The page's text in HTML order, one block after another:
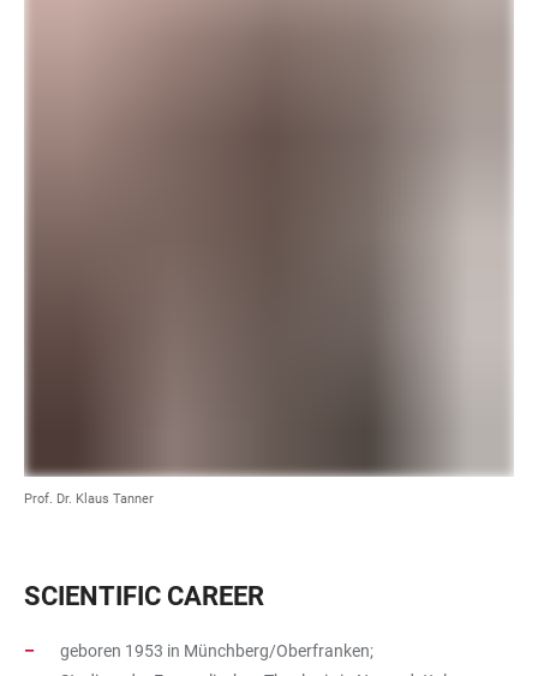
Prof. Dr. Klaus Tanner
SCIENTIFIC CAREER
geboren 1953 in Münchberg/Oberfranken;